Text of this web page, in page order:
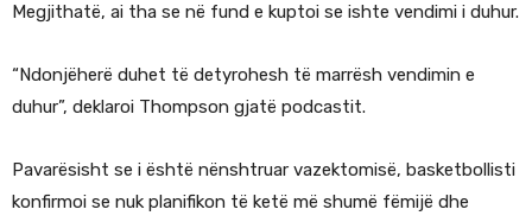
Megjithatë, ai tha se në fund e kuptoi se ishte vendimi i duhur.
“Ndonjëherë duhet të detyrohesh të marrësh vendimin e
duhur”, deklaroi Thompson gjatë podcastit.
Pavarësisht se i është nënshtruar vazektomisë, basketbollisti
konfirmoi se nuk planifikon të ketë më shumë fëmijë dhe